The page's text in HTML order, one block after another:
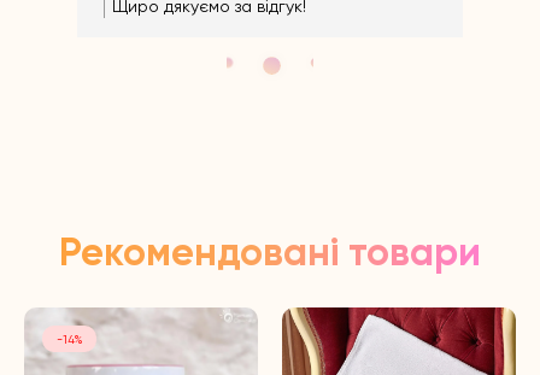
Щиро дякуємо за відгук!
Рекомендовані товари
-14%